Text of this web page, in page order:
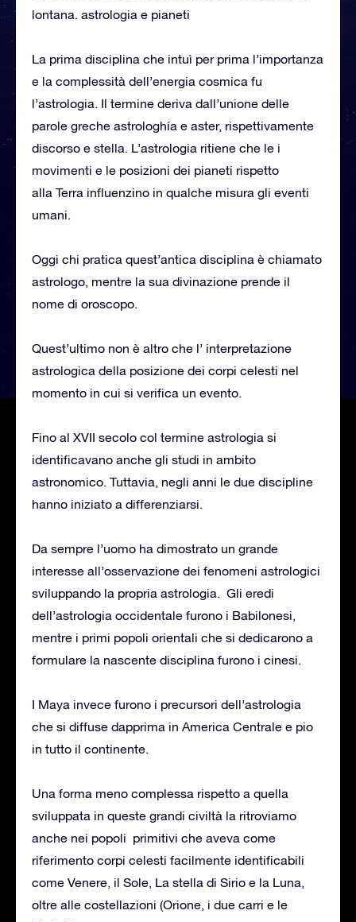
lontana. astrologia e pianeti
La prima disciplina che intuì per prima l’importanza
e la complessità dell’energia cosmica fu
l’astrologia. Il termine deriva dall’unione delle
parole greche astrologhía e aster, rispettivamente
discorso e stella. L’astrologia ritiene che le i
movimenti e le posizioni dei pianeti rispetto
alla Terra influenzino in qualche misura gli eventi
umani.
Oggi chi pratica quest’antica disciplina è chiamato
astrologo, mentre la sua divinazione prende il
nome di oroscopo.
Quest’ultimo non è altro che l’ interpretazione
astrologica della posizione dei corpi celesti nel
momento in cui si verifica un evento.
Fino al XVII secolo col termine astrologia si
identificavano anche gli studi in ambito
astronomico. Tuttavia, negli anni le due discipline
hanno iniziato a differenziarsi.
Da sempre l’uomo ha dimostrato un grande
interesse all’osservazione dei fenomeni astrologici
sviluppando la propria astrologia. Gli eredi
dell’astrologia occidentale furono i Babilonesi,
mentre i primi popoli orientali che si dedicarono a
formulare la nascente disciplina furono i cinesi.
I Maya invece furono i precursori dell’astrologia
che si diffuse dapprima in America Centrale e pio
in tutto il continente.
Una forma meno complessa rispetto a quella
sviluppata in queste grandi civiltà la ritroviamo
anche nei popoli primitivi che aveva come
riferimento corpi celesti facilmente identificabili
come Venere, il Sole, La stella di Sirio e la Luna,
oltre alle costellazioni (Orione, i due carri e le